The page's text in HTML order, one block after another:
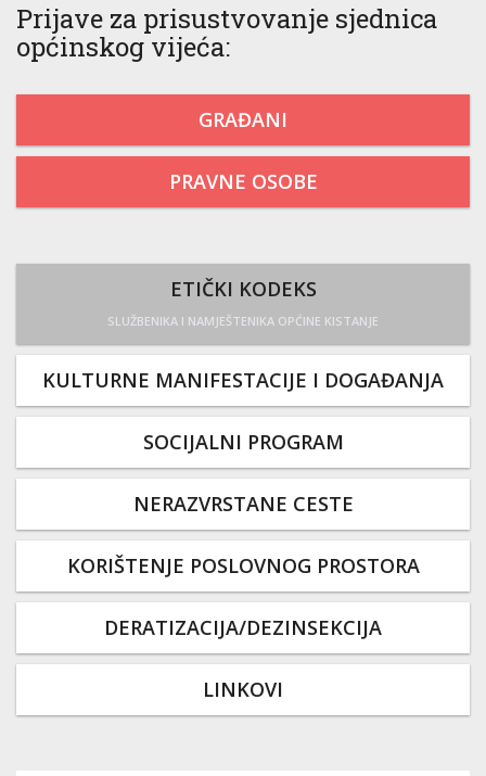
Prijave za prisustvovanje sjednica
općinskog vijeća:
GRAĐANI
PRAVNE OSOBE
ETIČKI KODEKS
SLUŽBENIKA I NAMJEŠTENIKA OPĆINE KISTANJE
KULTURNE MANIFESTACIJE I DOGAĐANJA
SOCIJALNI PROGRAM
NERAZVRSTANE CESTE
KORIŠTENJE POSLOVNOG PROSTORA
DERATIZACIJA/DEZINSEKCIJA
LINKOVI